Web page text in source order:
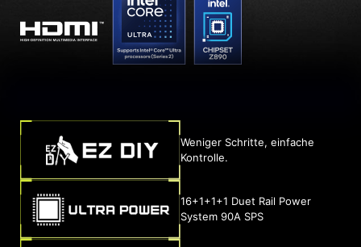
Weniger Schritte, einfache
Kontrolle.
16+1+1+1 Duet Rail Power
System 90A SPS